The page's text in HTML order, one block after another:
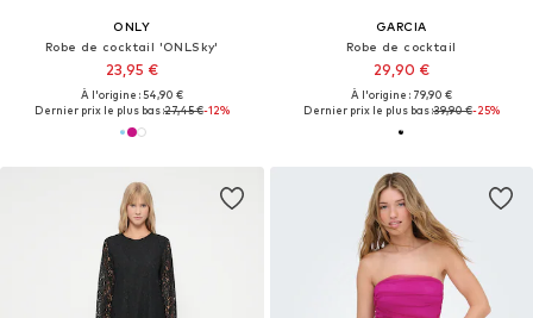
ONLY
Robe de cocktail 'ONLSky'
23,95 €
À l'origine : 54,90 €
Dernier prix le plus bas :27,45 €-12%
GARCIA
Robe de cocktail
29,90 €
À l'origine : 79,90 €
Dernier prix le plus bas :39,90 €-25%